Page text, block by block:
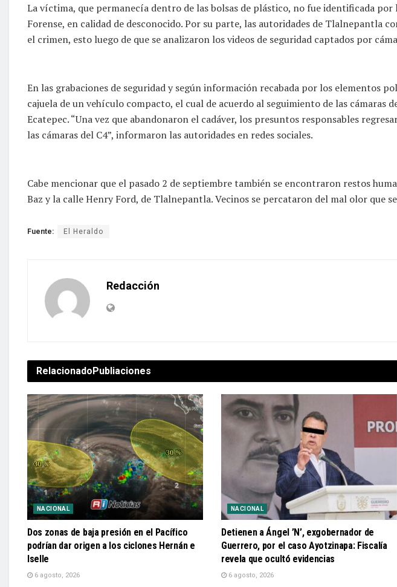
La víctima, que permanecía dentro de las bolsas de plástico, no fue identificada
Forense, en calidad de desconocido. Por su parte, las autoridades de
el crimen, esto luego de que se analizaron los videos de seguridad captados por
En las grabaciones de seguridad y según información recabada por los elementos
cajuela de un vehículo compacto, el cual de acuerdo al seguimiento de las
Ecatepec. “Una vez que abandonaron el cadáver, los presuntos responsables
las cámaras del C4”, informaron las autoridades en redes sociales.
Cabe mencionar que el pasado 2 de septiembre también se encontraron restos
Baz y la calle Henry Ford, de Tlalnepantla. Vecinos se percataron del mal olor que
Fuente: El Heraldo
Redacción
RelacionadoPubliaciones
NACIONAL
Dos zonas de baja presión en el Pacífico
podrían dar origen a los ciclones Hernán e
Iselle
6 agosto, 2026
NACIONAL
Detienen a Ángel ’N’, exgobernador de
Guerrero, por el caso Ayotzinapa: Fiscalía
revela que ocultó evidencias
6 agosto, 2026